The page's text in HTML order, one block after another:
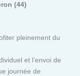
(44)
pleinement du
et l’envoi de
journée de